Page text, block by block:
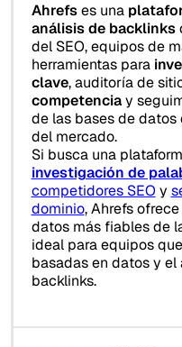
Ahrefses una
análisis de backlinks
del SEO, equipos de
herramientas para
clave, auditoría de
competenciay
de las bases de
del mercado.
Si busca una
investigación de
competidores SEO y
dominio, Ahrefs
datos más fiables de
ideal para equipos
basadas en datos y
backlinks.